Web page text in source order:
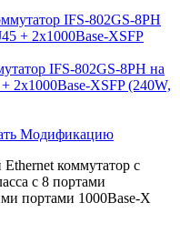
IFS-802GS-8PH на
2x1000Base-XSFP (240W,
Модификацию
коммутатор с
с 8 портами
портами 1000Base-X